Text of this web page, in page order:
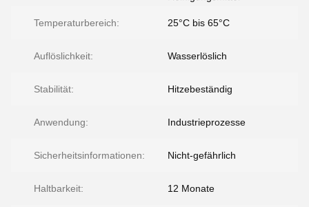
Temperaturbereich: 25°C bis 65°C
Auflöslichkeit: Wasserlöslich
Stabilität: Hitzebeständig
Anwendung: Industrieprozesse
Sicherheitsinformationen: Nicht-gefährlich
Haltbarkeit: 12 Monate